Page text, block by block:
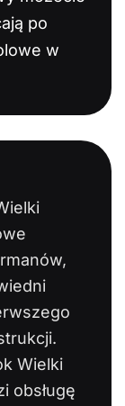
po
w
Wielki
obsługę